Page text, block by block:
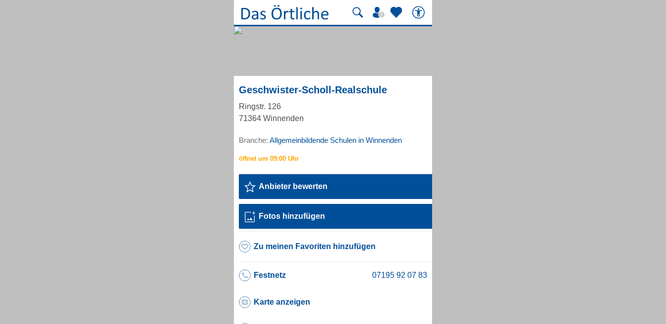
Geschwister-Scholl-Realschule
Ringstr. 126
71364 Winnenden
Branche: Allgemeinbildende Schulen in Winnenden
Anbieter bewerten
Fotos hinzufügen
Zu meinen Favoriten hinzufügen
Festnetz
Karte anzeigen